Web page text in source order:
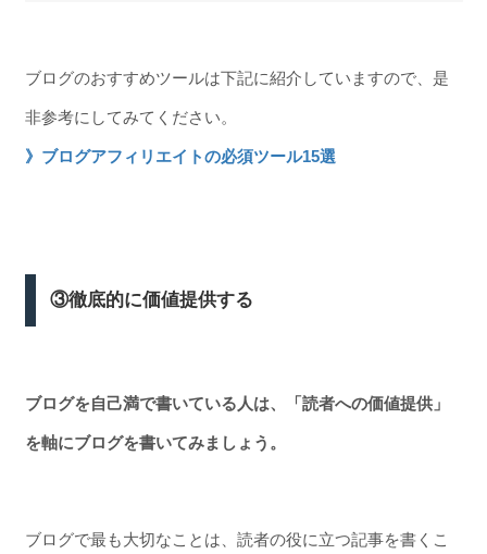
ブログのおすすめツールは下記に紹介していますので、是
非参考にしてみてください。
》ブログアフィリエイトの必須ツール15選
③徹底的に価値提供する
ブログを自己満で書いている人は、「読者への価値提供」
を軸にブログを書いてみましょう。
ブログで最も大切なことは、読者の役に立つ記事を書くこ